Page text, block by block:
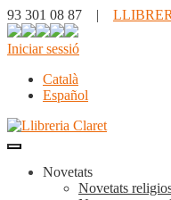
93 301 08 87 |
Iniciar sessió
Català
Español
Novetats
Novetats